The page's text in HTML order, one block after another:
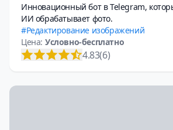
Инновационный бот в Telegram,
ИИ обрабатывает фото.
Редактирование изображений
Цена: Условно-бесплатно
4.83(6)